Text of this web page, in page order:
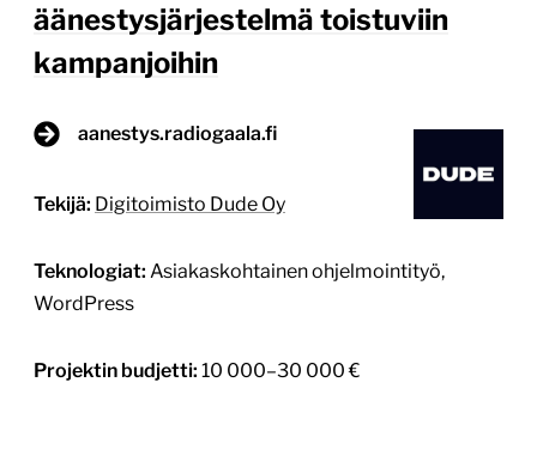
äänestysjärjestelmä toistuviin
kampanjoihin
aanestys.radiogaala.fi
Tekijä: Digitoimisto Dude Oy
Teknologiat: Asiakaskohtainen ohjelmointityö,
WordPress
Projektin budjetti: 10 000–30 000 €